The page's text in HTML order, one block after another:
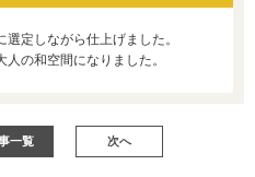
定しながら仕上げました。
の和空間になりました。
一覧 次へ